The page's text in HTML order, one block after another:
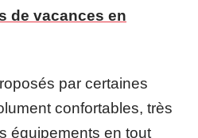
de vacances en
par certaines
confortables, très
équipements en tout